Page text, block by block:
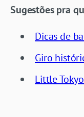
Sugestões pra
Dicas de
Giro
Little Tokyo